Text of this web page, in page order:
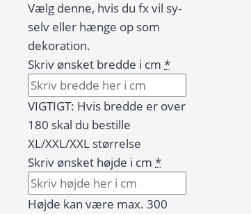
Vælg denne, hvis du fx vil sy-
selv eller hænge op som
dekoration.
Skriv ønsket bredde i cm *
VIGTIGT: Hvis bredde er over
180 skal du bestille
XL/XXL/XXL størrelse
Skriv ønsket højde i cm *
Højde kan være max. 300